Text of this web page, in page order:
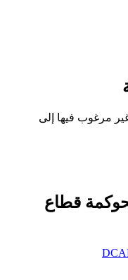
مرغوب فيها إلى
قطاع